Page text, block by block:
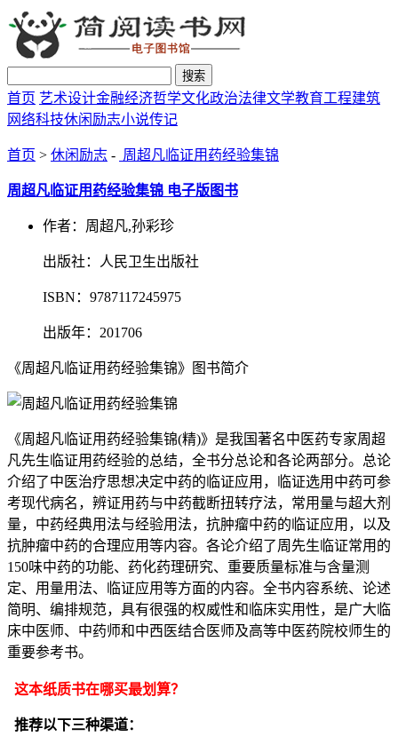
搜索
首页 艺术设计金融经济哲学文化政治法律文学教育工程建筑
网络科技休闲励志小说传记
首页 > 休闲励志 - 周超凡临证用药经验集锦
周超凡临证用药经验集锦 电子版图书
作者：周超凡,孙彩珍
出版社：人民卫生出版社
ISBN：9787117245975
出版年：201706
《周超凡临证用药经验集锦》图书简介
《周超凡临证用药经验集锦(精)》是我国著名中医药专家周超
凡先生临证用药经验的总结，全书分总论和各论两部分。总论
介绍了中医治疗思想决定中药的临证应用，临证选用中药可参
考现代病名，辨证用药与中药截断扭转疗法，常用量与超大剂
量，中药经典用法与经验用法，抗肿瘤中药的临证应用，以及
抗肿瘤中药的合理应用等内容。各论介绍了周先生临证常用的
150味中药的功能、药化药理研究、重要质量标准与含量测
定、用量用法、临证应用等方面的内容。全书内容系统、论述
简明、编排规范，具有很强的权威性和临床实用性，是广大临
床中医师、中药师和中西医结合医师及高等中医药院校师生的
重要参考书。
这本纸质书在哪买最划算？
推荐以下三种渠道：